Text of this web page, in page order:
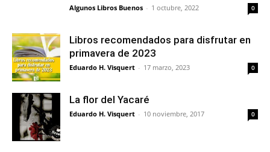
Algunos Libros Buenos - 1 octubre, 2022 0
Libros recomendados para disfrutar en
primavera de 2023
Eduardo H. Visquert - 17 marzo, 2023 0
La flor del Yacaré
Eduardo H. Visquert - 10 noviembre, 2017 0